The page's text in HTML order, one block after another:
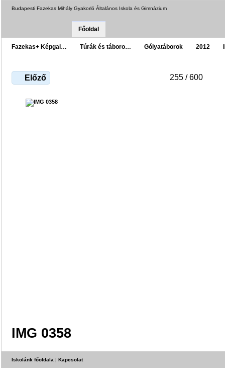
Budapesti Fazekas Mihály Gyakorló Általános Iskola és Gimnázium
Főoldal
Fazekas+ Képgal… Túrák és táboro… Gólyatáborok 2012
Előző 255 / 600
IMG 0358
Iskolánk főoldala | Kapcsolat